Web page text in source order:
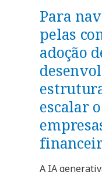
Para
pelas
adoção
escalar
A IA